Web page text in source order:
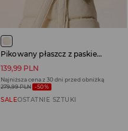
Pikowany płaszcz z paskiem kremowy
139,99 PLN
Najniższa cena z 30 dni przed obniżką
279,99 PLN -50%
SALEOSTATNIE SZTUKI